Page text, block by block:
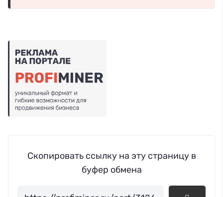
Скопировать ссылку на эту страницу в
буфер обмена